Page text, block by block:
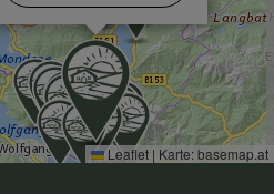
Leaflet | Karte:basemap.at